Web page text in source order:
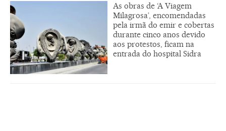
As obras de ‘A Viagem
Milagrosa’, encomendadas
pela irmã do emir e cobertas
durante cinco anos devido
aos protestos, ficam na
entrada do hospital Sidra